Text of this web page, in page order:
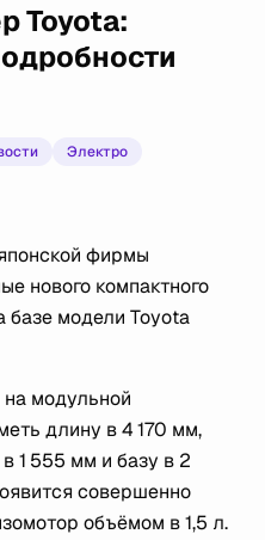
Toyota:
Электро
фирмы
нового компактного
базе модели Toyota
модульной
длину в 4 170 мм,
1 555 мм и базу в 2
совершенно
объёмом в 1,5 л.